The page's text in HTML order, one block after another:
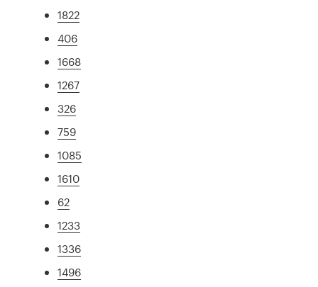
1822
406
1668
1267
326
759
1085
1610
62
1233
1336
1496